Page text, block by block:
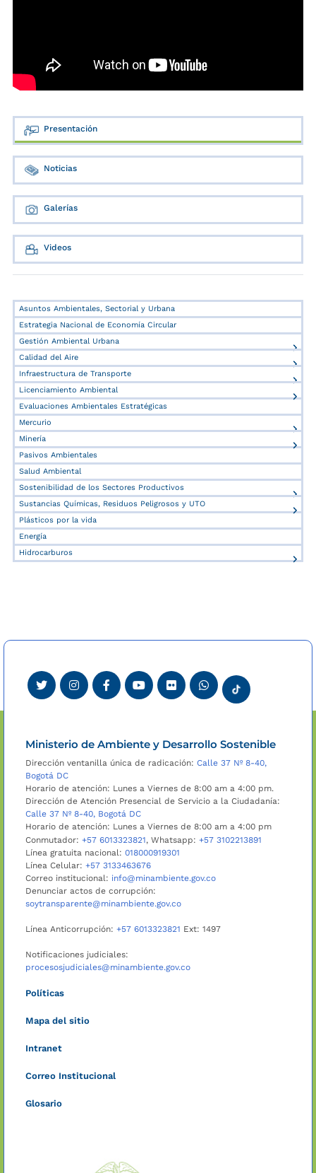
Presentación
Noticias
Galerías
Videos
Asuntos Ambientales, Sectorial y Urbana
Estrategia Nacional de Economía Circular
Gestión Ambiental Urbana
Calidad del Aire
Infraestructura de Transporte
Licenciamiento Ambiental
Evaluaciones Ambientales Estratégicas
Mercurio
Minería
Pasivos Ambientales
Salud Ambiental
Sostenibilidad de los Sectores Productivos
Sustancias Químicas, Residuos Peligrosos y UTO
Plásticos por la vida
Energía
Hidrocarburos
Ministerio de Ambiente y Desarrollo Sostenible
Dirección ventanilla única de radicación: Calle 37 Nº 8-40,
Bogotá DC
Horario de atención: Lunes a Viernes de 8:00 am a 4:00 pm.
Dirección de Atención Presencial de Servicio a la Ciudadanía:
Calle 37 Nº 8-40, Bogotá DC
Horario de atención: Lunes a Viernes de 8:00 am a 4:00 pm
Conmutador: +57 6013323821, Whatsapp: +57 3102213891
Línea gratuita nacional: 018000919301
Línea Celular: +57 3133463676
Correo institucional: info@minambiente.gov.co
Denunciar actos de corrupción:
soytransparente@minambiente.gov.co
Línea Anticorrupción: +57 6013323821 Ext: 1497
Notificaciones judiciales:
procesosjudiciales@minambiente.gov.co
Políticas
Mapa del sitio
Intranet
Correo Institucional
Glosario